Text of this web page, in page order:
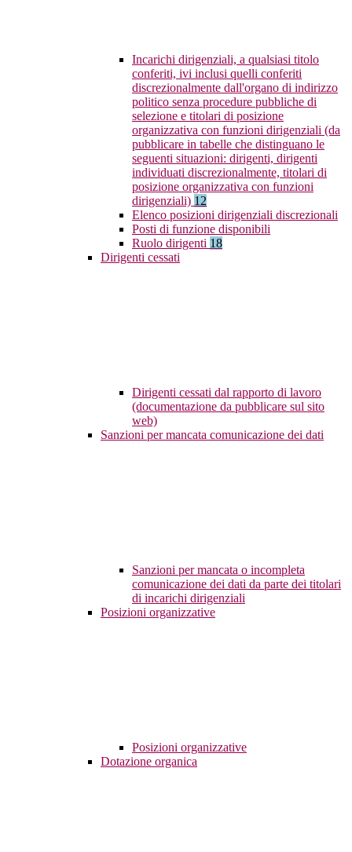
Incarichi dirigenziali, a qualsiasi titolo
conferiti, ivi inclusi quelli conferiti
discrezionalmente dall'organo di indirizzo
politico senza procedure pubbliche di
selezione e titolari di posizione
organizzativa con funzioni dirigenziali (da
pubblicare in tabelle che distinguano le
seguenti situazioni: dirigenti, dirigenti
individuati discrezionalmente, titolari di
posizione organizzativa con funzioni
dirigenziali) 12
Elenco posizioni dirigenziali discrezionali
Posti di funzione disponibili
Ruolo dirigenti 18
Dirigenti cessati
Dirigenti cessati dal rapporto di lavoro
(documentazione da pubblicare sul sito
web)
Sanzioni per mancata comunicazione dei dati
Sanzioni per mancata o incompleta
comunicazione dei dati da parte dei titolari
di incarichi dirigenziali
Posizioni organizzative
Posizioni organizzative
Dotazione organica